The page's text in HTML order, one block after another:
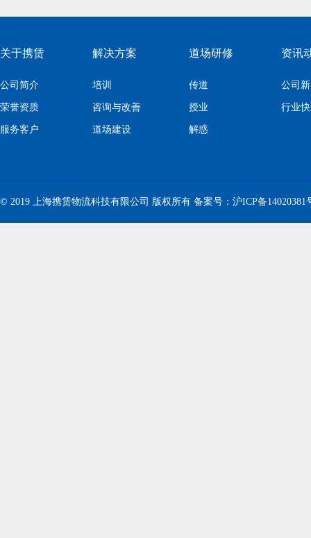
关于携赁
公司简介
荣誉资质
服务客户
解决方案
培训
咨询与改善
道场建设
道场研修
传道
授业
解惑
资讯
公司
行业
© 2019 上海携赁物流科技有限公司 版权所有 备案号： 沪ICP备14020381